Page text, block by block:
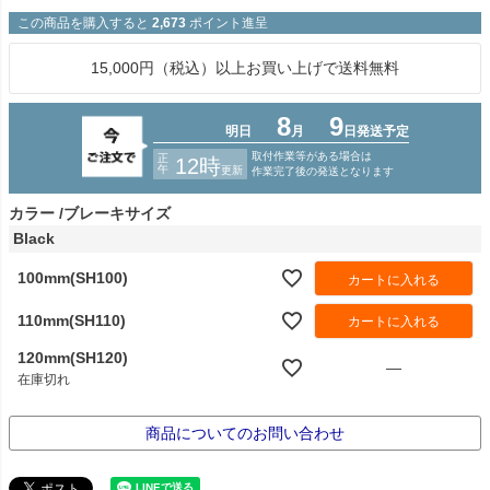
この商品を購入すると 2,673 ポイント進呈
15,000円（税込）以上お買い上げで送料無料
カラー ブレーキサイズ
Black
100mm(SH100) カートに入れる
110mm(SH110) カートに入れる
120mm(SH120)
在庫切れ
—
商品についてのお問い合わせ